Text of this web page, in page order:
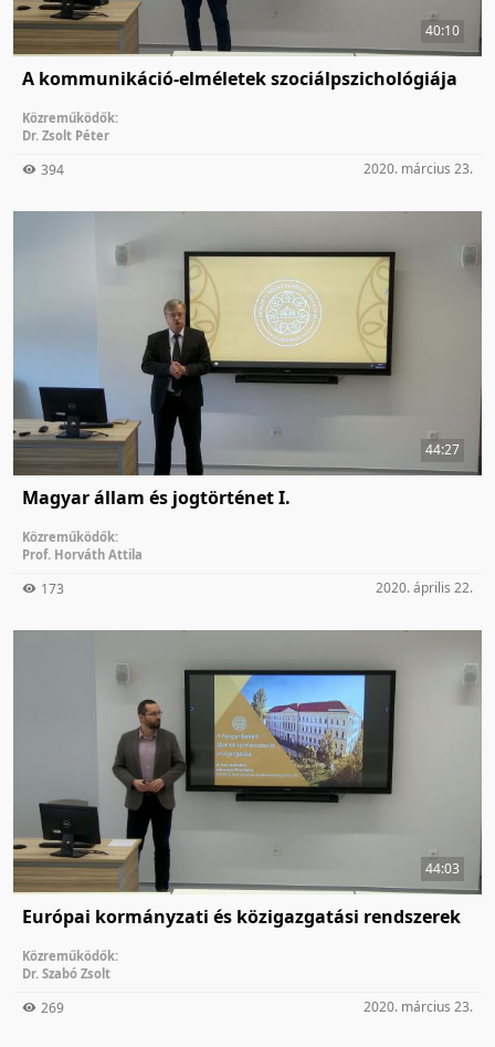
40:10
A kommunikáció-elméletek szociálpszichológiája
Közreműködők:
Dr. Zsolt Péter
394 2020. március 23.
44:27
Magyar állam és jogtörténet I.
Közreműködők:
Prof. Horváth Attila
173 2020. április 22.
44:03
Európai kormányzati és közigazgatási rendszerek
Közreműködők:
Dr. Szabó Zsolt
269 2020. március 23.